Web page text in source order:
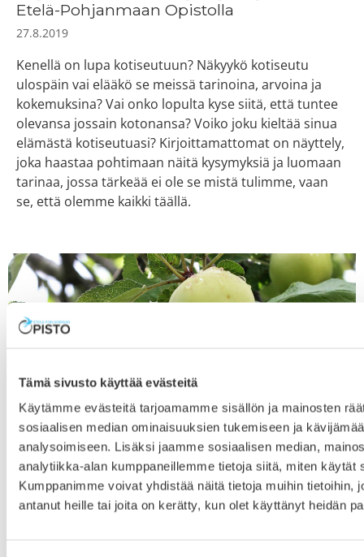
Tämä sivusto käyttää evästeitä
Käytämme evästeitä tarjoamamme sisällön ja mainosten
sosiaalisen median ominaisuuksien tukemiseen ja
analysoimiseen. Lisäksi jaamme sosiaalisen median,
analytiikka-alan kumppaneillemme tietoja siitä, miten käytät
Kumppanimme voivat yhdistää näitä tietoja muihin tietoihin,
antanut heille tai joita on kerätty, kun olet käyttänyt heidän
Etelä-Pohjanmaan Opistolla
27.8.2019
Kenellä on lupa kotiseutuun? Näkyykö kotiseutu
ulospäin vai elääkö se meissä tarinoina, arvoina ja
kokemuksina? Vai onko lopulta kyse siitä, että tuntee
olevansa jossain kotonansa? Voiko joku kieltää sinua
elämästä kotiseutuasi? Kirjoittamattomat on näyttely,
joka haastaa pohtimaan näitä kysymyksiä ja luomaan
tarinaa, jossa tärkeää ei ole se mistä tulimme, vaan
se, että olemme kaikki täällä.